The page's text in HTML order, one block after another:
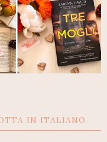
IN ITALIANO